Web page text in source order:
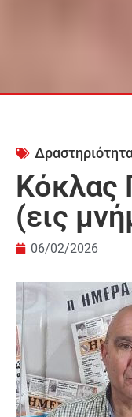
Κόκλας
(εις
06/02/2026